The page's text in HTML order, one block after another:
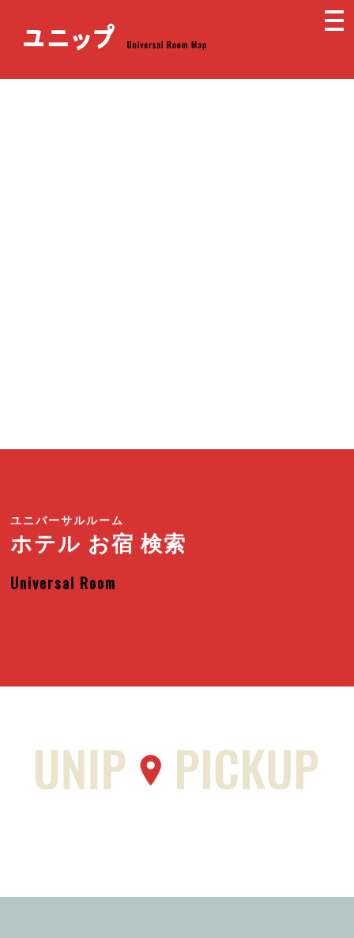
ユニバーサルルーム
ホテル お宿 検索
Universal Room